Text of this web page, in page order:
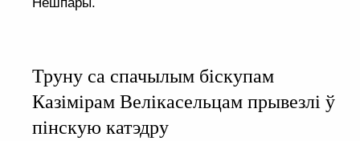
Нешпары.
Труну са спачылым біскупам
Казімірам Велікасельцам прывезлі ў
пінскую катэдру